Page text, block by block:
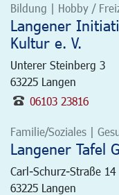
Bildung | Hobby /
Langener
Kultur e. V.
Unterer Steinberg 3
63225 Langen
06103 23816
Familie/Soziales |
Langener Tafel
Carl-Schurz-Straße 14
63225 Langen